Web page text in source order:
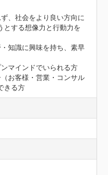
、社会をより良い方向に
とする想像力と行動力を
知識に興味を持ち、素早
マインドでいられる方
お客様・営業・コンサル
きる方